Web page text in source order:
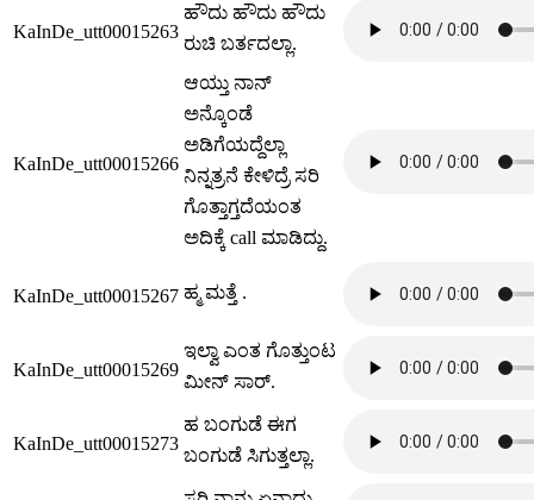
KaInDe_utt00015263
ಹೌದು ಹೌದು ಹೌದು
ರುಚಿ ಬರ್ತದಲ್ಲಾ.
KaInDe_utt00015266
ಆಯ್ತು ನಾನ್
ಅನ್ಕೊಂಡೆ
ಅಡಿಗೆಯದ್ದೆಲ್ಲಾ
ನಿನ್ನತ್ರನೆ ಕೇಳಿದ್ರೆ ಸರಿ
ಗೊತ್ತಾಗ್ತದೆಯಂತ
ಅದಿಕ್ಕೆ call ಮಾಡಿದ್ದು.
KaInDe_utt00015267 ಹ್ಮ ಮತ್ತೆ .
KaInDe_utt00015269
ಇಲ್ವಾ ಎಂತ ಗೊತ್ತುಂಟ
ಮೀನ್ ಸಾರ್.
KaInDe_utt00015273
ಹ ಬಂಗುಡೆ ಈಗ
ಬಂಗುಡೆ ಸಿಗುತ್ತಲ್ಲಾ.